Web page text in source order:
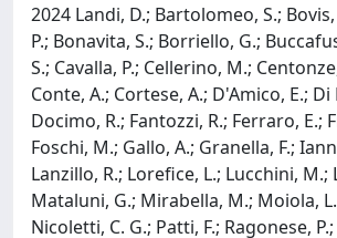
2024 Landi, D.; Bartolomeo, S.;
P.; Bonavita, S.; Borriello, G.;
S.; Cavalla, P.; Cellerino, M.;
Conte, A.; Cortese, A.; D'Amico, E.;
Docimo, R.; Fantozzi, R.; Ferraro, E.;
Foschi, M.; Gallo, A.; Granella, F.;
Lanzillo, R.; Lorefice, L.; Lucchini, M.;
Mataluni, G.; Mirabella, M.; Moiola,
Nicoletti, C. G.; Patti, F.; Ragonese,